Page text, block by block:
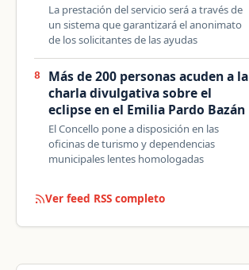
La prestación del servicio será a través de
un sistema que garantizará el anonimato
de los solicitantes de las ayudas
8
Más de 200 personas acuden a la
charla divulgativa sobre el
eclipse en el Emilia Pardo Bazán
El Concello pone a disposición en las
oficinas de turismo y dependencias
municipales lentes homologadas
Ver feed RSS completo